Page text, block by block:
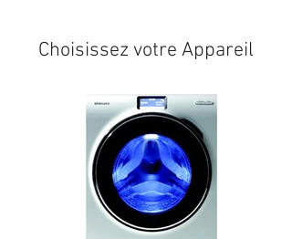
Choisissez votre Appareil